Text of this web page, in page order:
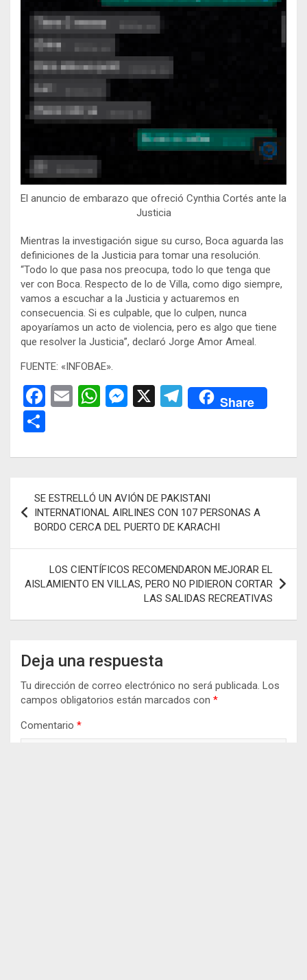
El anuncio de embarazo que ofreció Cynthia Cortés ante la
Justicia
Mientras la investigación sigue su curso, Boca aguarda las
definiciones de la Justicia para tomar una resolución.
“Todo lo que pasa nos preocupa, todo lo que tenga que
ver con Boca. Respecto de lo de Villa, como digo siempre,
vamos a escuchar a la Justicia y actuaremos en
consecuencia. Si es culpable, que lo culpen, nunca
apoyaríamos un acto de violencia, pero es algo que tiene
que resolver la Justicia”, declaró Jorge Amor Ameal.
FUENTE: «INFOBAE».
F
b
o
k
E
W
s
p
p
M
n
er
X
T
el
gr
m
Share
m
p
ar
tir
Navegación
de
entradas
SE ESTRELLÓ UN AVIÓN DE PAKISTANI
INTERNATIONAL AIRLINES CON 107 PERSONAS A
BORDO CERCA DEL PUERTO DE KARACHI
LOS CIENTÍFICOS RECOMENDARON MEJORAR EL
AISLAMIENTO EN VILLAS, PERO NO PIDIERON CORTAR
LAS SALIDAS RECREATIVAS
Deja una respuesta
Tu dirección de correo electrónico no será publicada. Los
campos obligatorios están marcados con *
Comentario *